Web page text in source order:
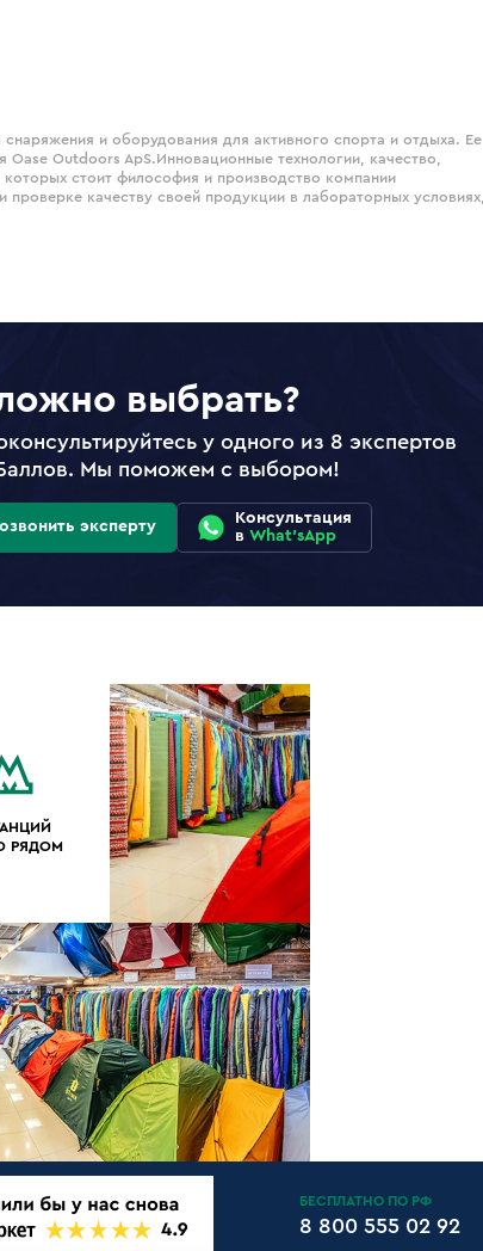
и оборудования для активного спорта и отдыха. Ее
Outdoors ApS.Инновационные технологии, качество,
стоит философия и производство компании
качеству своей продукции в лабораторных условиях,
выбрать?
у одного из 8 экспертов
Мы поможем с выбором!
эксперту
Консультация
в What'sApp
РЯДОМ
БЕСПЛАТНО ПО РФ
8 800 555 02 92